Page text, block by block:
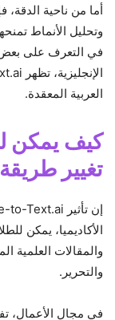
وتحليل الأنماط
في التعرف على بعض
العربية المعقدة.
تغيير
الأكاديميا، يمكن
والمقالات العلمية
والتحرير.